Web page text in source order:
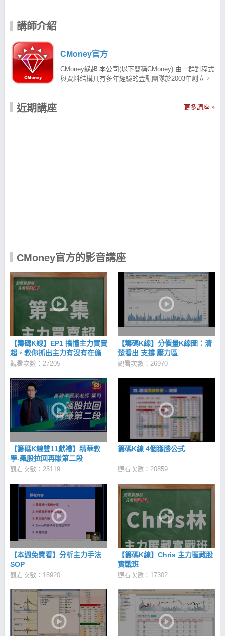
講師介紹
CMoney官方
CMoney緣起 本公司(以下簡稱CMoney) 由一群對程式
與資料結構具有多年經驗的金融團隊於2003年創立，
有肇於多年來國內外諸多專業法人機構所採用的決策
是著手打造出採先進技術的智慧型高速回測系統。目
的人生態度。 熱情專注：知道自己喜歡什麼，不僅能
探索各種可能性有好奇心，並喜歡接觸、學習新事
物。 同理心與彈性：能站在不同人的立場看事情，能
尊重並接受與自己不同的決定。 能團隊合作：具備高
度團隊合作精神，樂意將團隊的目標置於個人目標之
前。 樂於助人：喜歡幫助他人解決問題，並認為這是
個人價值與快樂來源當中很重要的一部分。 CMoney
經營理念 「追求全體同仁精神與物質兩方面幸福的同
時，為社會的發展與進步做出獨特的貢獻」 投資理財
是影響每個人終身的一件大事，我們認為這個領域仍
有很多改善的空間，值得更多人一起攜手合作去創造
們共同為創造一個更進步快樂的社會一起努力。
近期講座 更多講座
CMoney官方的影音講座
【籌碼K線】EP1 搞懂主力買賣
超，教你抓出主力有沒有在偷
買！
觀看次數：27205
【籌碼K線】分價量K線圖：清
楚看出 支撐 壓力區
觀看次數：26970
【籌碼K線雙11獻禮】精華教
學-飆股拉回再賺第二段
觀看次數：25119
籌碼K線 4個獲勝公式
觀看次數：20859
【本週免費看】分析主力手法
SOP
觀看次數：18920
【籌碼K線】Chris 主力匿藏股
實戰班
觀看次數：17302